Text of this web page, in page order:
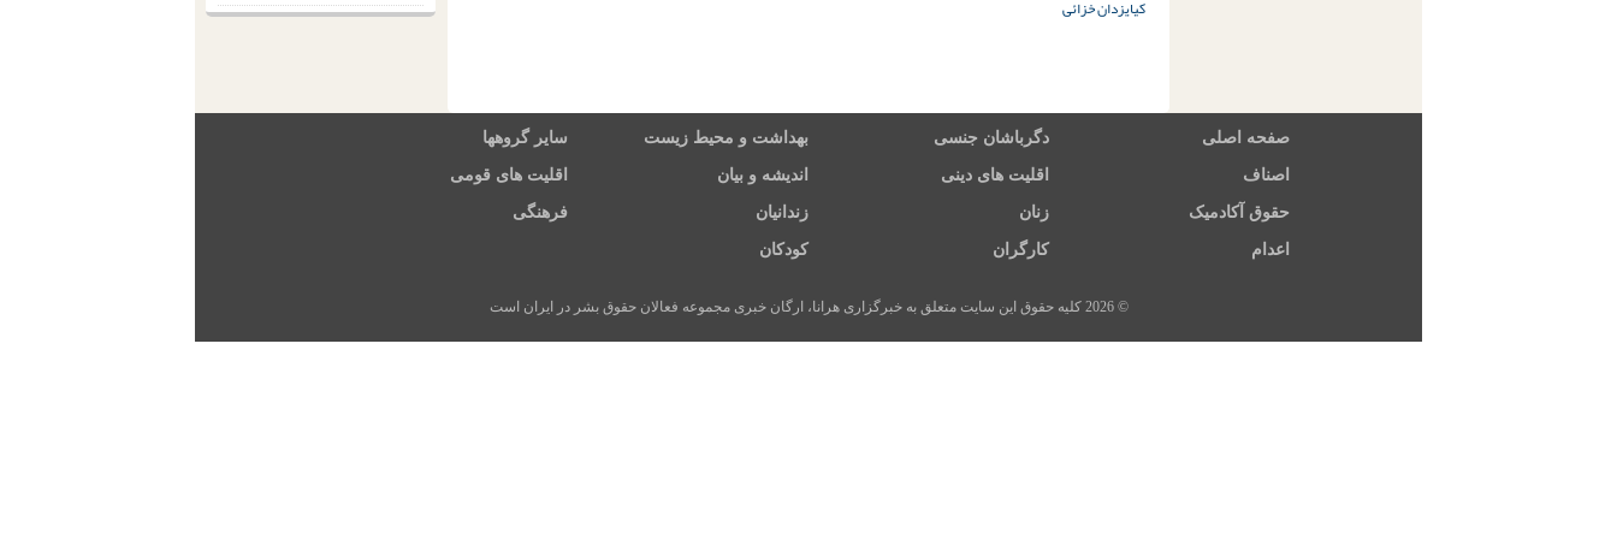
کیایزدان خزائی
صفحه اصلی دگرباشان جنسی بهداشت و محیط زیست سایر گروهها
اصناف اقلیت های دینی اندیشه و بیان اقلیت های قومی
حقوق آکادمیک زنان زندانیان فرهنگی
اعدام کارگران کودکان
© 2026 کلیه حقوق این سایت متعلق به خبرگزاری هرانا، ارگان خبری مجموعه فعالان حقوق بشر در ایران است